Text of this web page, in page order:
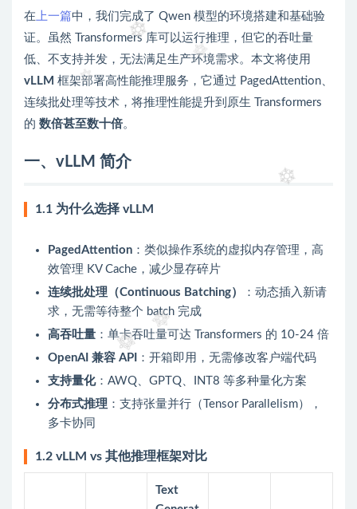
在上一篇中，我们完成了 Qwen 模型的环境搭建和基础验
证。虽然 Transformers 库可以运行推理，但它的吞吐量
低、不支持并发，无法满足生产环境需求。本文将使用
vLLM 框架部署高性能推理服务，它通过 PagedAttention、
连续批处理等技术，将推理性能提升到原生 Transformers
的 数倍甚至数十倍。
一、vLLM 简介
1.1 为什么选择 vLLM
PagedAttention ：类似操作系统的虚拟内存管理，高
效管理 KV Cache，减少显存碎片
连续批处理（Continuous Batching）
：动态插入新请
求，无需等待整个 batch 完成
高吞吐量 ：单卡吞吐量可达 Transformers 的 10-24 倍
OpenAI 兼容 API
：开箱即用，无需修改客户端代码
支持量化：AWQ、GPTQ、INT8 等多种量化方案
分布式推理 ：支持张量并行（Tensor Parallelism），
多卡协同
1.2 vLLM vs 其他推理框架对比
Text